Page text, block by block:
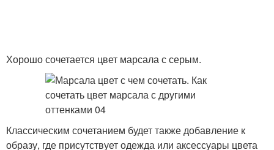
Хорошо сочетается цвет марсала с серым.
Классическим сочетанием будет также добавление к
образу, где присутствует одежда или аксессуары цвета